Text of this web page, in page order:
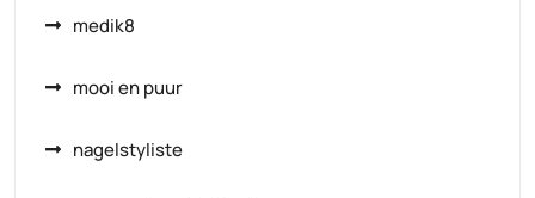
medik8
mooi en puur
nagelstyliste